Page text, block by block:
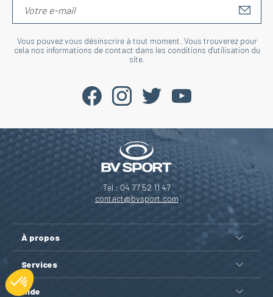
Vous pouvez vous désinscrire à tout moment. Vous trouverez pour
cela nos informations de contact dans les conditions d'utilisation du
site.
Tel : 04 77 52 11 47
contact@bvsport.com
À propos
Services
Aide